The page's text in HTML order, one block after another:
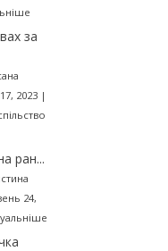
за
2023|
ран...
24,